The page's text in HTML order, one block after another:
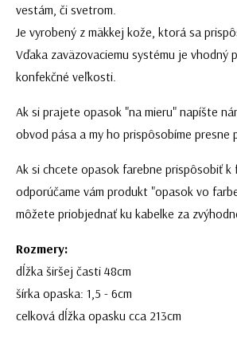
vestám, či svetrom.
Je vyrobený z mäkkej kože, ktorá sa
Vďaka zaväzovaciemu systému je vhodný
konfekčné veľkosti.
Ak si prajete opasok "na mieru" napíšte
obvod pása a my ho prispôsobíme presne
Ak si chcete opasok farebne prispôsobiť k
odporúčame vám produkt "opasok vo
môžete priobjednať ku kabelke za
Rozmery:
dĺžka širšej časti 48cm
šírka opaska: 1,5 - 6cm
celková dĺžka opasku cca 213cm